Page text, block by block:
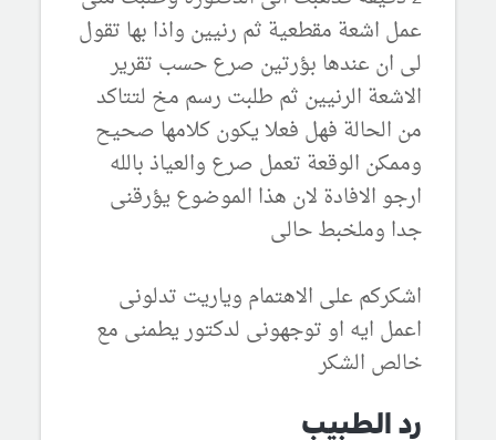
عمل اشعة مقطعية ثم رنيين واذا بها تقول
لى ان عندها بؤرتين صرع حسب تقرير
الاشعة الرنيين ثم طلبت رسم مخ لتتاكد
من الحالة فهل فعلا يكون كلامها صحيح
وممكن الوقعة تعمل صرع والعياذ بالله
ارجو الافادة لان هذا الموضوع يؤرقنى
جدا وملخبط حالى
اشكركم على الاهتمام وياريت تدلونى
اعمل ايه او توجهونى لدكتور يطمنى مع
خالص الشكر
رد الطبيب